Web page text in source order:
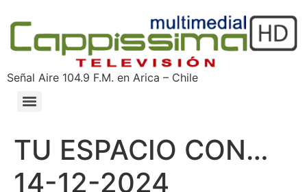
Señal Aire 104.9 F.M. en Arica – Chile
TU ESPACIO CON…
14-12-2024